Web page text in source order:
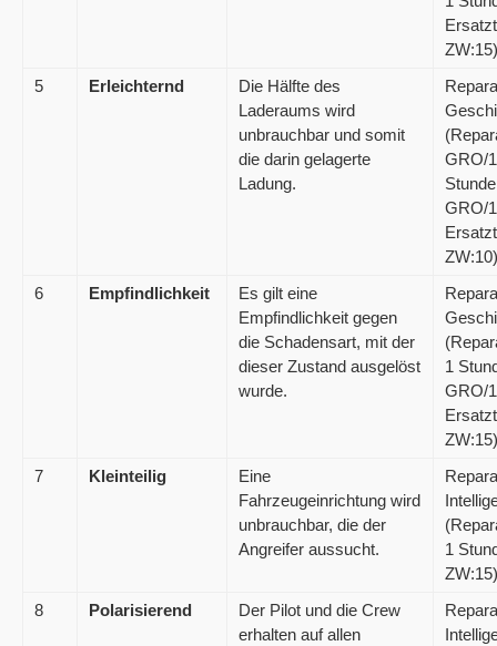
ZW:15)
5
Erleichternd
Die Hälfte des
Laderaums wird
unbrauchbar und somit
die darin gelagerte
Ladung.
GRO/
GRO/
ZW:10)
6
Empfindlichkeit
Es gilt eine
Empfindlichkeit gegen
die Schadensart, mit der
dieser Zustand ausgelöst
wurde.
1
GRO/
ZW:15)
7
Kleinteilig
Eine
Fahrzeugeinrichtung wird
unbrauchbar, die der
Angreifer aussucht.
1
ZW:15)
8
Polarisierend
Der Pilot und die Crew
erhalten auf allen